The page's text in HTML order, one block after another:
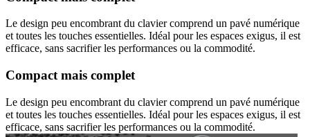
Le design peu encombrant du clavier comprend un pavé numérique
et toutes les touches essentielles. Idéal pour les espaces exigus, il est
efficace, sans sacrifier les performances ou la commodité.
Compact mais complet
Le design peu encombrant du clavier comprend un pavé numérique
et toutes les touches essentielles. Idéal pour les espaces exigus, il est
efficace, sans sacrifier les performances ou la commodité.